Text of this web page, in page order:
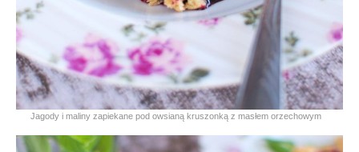
Jagody i maliny zapiekane pod owsianą kruszonką z masłem orzechowym